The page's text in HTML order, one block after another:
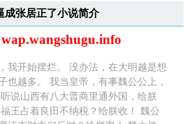
成张居正了小说简介
我开始摆烂。 没办法，在大明越是想
也越多。 我当皇帝，有事魏公公上，
说山西有八大晋商里通外国，给朕
王占着良田不纳税？给朕收！ 魏公